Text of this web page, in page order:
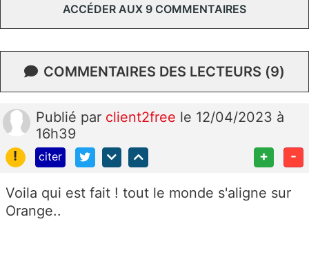
ACCÉDER AUX 9 COMMENTAIRES
COMMENTAIRES DES LECTEURS (9)
Publié par client2free le 12/04/2023 à
16h39
!
citer + -
Voila qui est fait ! tout le monde s'aligne sur
Orange..